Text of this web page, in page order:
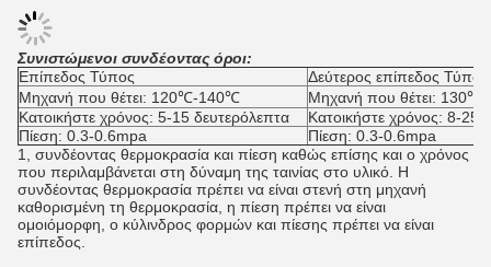
Συνιστώμενοι συνδέοντας όροι:
Επίπεδος Τύπος
Δεύτερος επίπεδος Τύπος
Μηχανή που θέτει: 120℃-140℃
Μηχανή που θέτει:
Κατοικήστε χρόνος: 5-15 δευτερόλεπτα
Κατοικήστε χρόνος: 8-
Πίεση: 0.3-0.6mpa
Πίεση: 0.3-0.6mpa
1, συνδέοντας θερμοκρασία και πίεση καθώς επίσης και ο χρόνος
που περιλαμβάνεται στη δύναμη της ταινίας στο υλικό. Η
συνδέοντας θερμοκρασία πρέπει να είναι στενή στη μηχανή
καθορισμένη τη θερμοκρασία, η πίεση πρέπει να είναι
ομοιόμορφη, ο κύλινδρος φορμών και πίεσης πρέπει να είναι
επίπεδος.